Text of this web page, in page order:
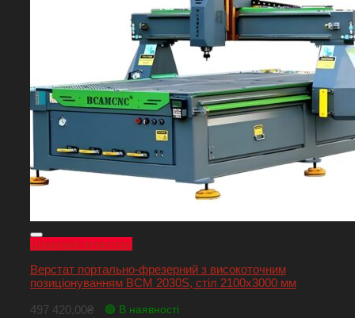
Швидкий перегляд
Верстат портально-фрезерний з високоточним
позиціонуванням BCM 2030S, стіл 2100х3000 мм
497 420,00₴ 🟢 В наявності